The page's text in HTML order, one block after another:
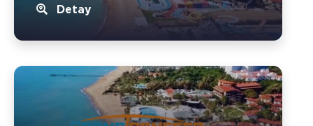
Detay